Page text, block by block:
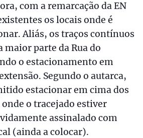
com a remarcação da EN
os locais onde é
Aliás, os traços contínuos
parte da Rua do
o estacionamento em
Segundo o autarca,
estacionar em cima dos
o tracejado estiver
assinalado com
(ainda a colocar).